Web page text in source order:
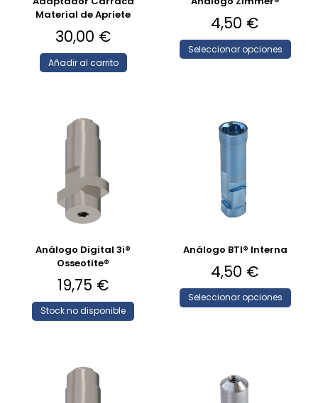
Material de Apriete
30,00 €
Añadir al carrito
4,50 €
Seleccionar opciones
Análogo Digital 3i®
Osseotite®
19,75 €
Stock no disponible
Análogo BTI® Interna
4,50 €
Seleccionar opciones